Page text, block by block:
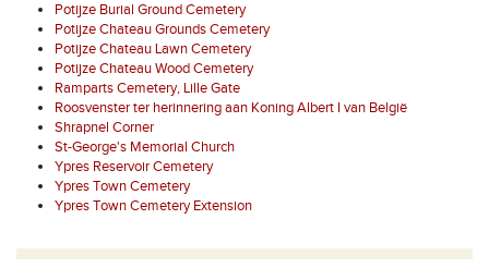
Potijze Burial Ground Cemetery
Potijze Chateau Grounds Cemetery
Potijze Chateau Lawn Cemetery
Potijze Chateau Wood Cemetery
Ramparts Cemetery, Lille Gate
Roosvenster ter herinnering aan Koning Albert I van België
Shrapnel Corner
St-George's Memorial Church
Ypres Reservoir Cemetery
Ypres Town Cemetery
Ypres Town Cemetery Extension